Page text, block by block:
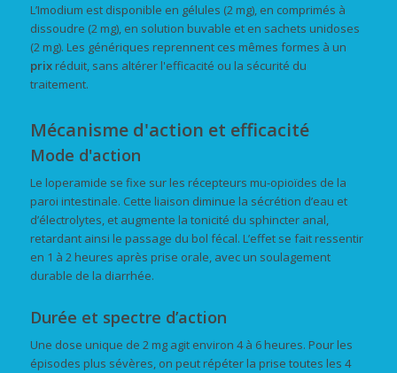
L’Imodium est disponible en gélules (2 mg), en comprimés à
dissoudre (2 mg), en solution buvable et en sachets unidoses
(2 mg). Les génériques reprennent ces mêmes formes à un
prixréduit, sans altérer l'efficacité ou la sécurité du
traitement.
Mécanisme d'action et efficacité
Mode d'action
Le loperamide se fixe sur les récepteurs mu-opioïdes de la
paroi intestinale. Cette liaison diminue la sécrétion d’eau et
d’électrolytes, et augmente la tonicité du sphincter anal,
retardant ainsi le passage du bol fécal. L’effet se fait ressentir
en 1 à 2 heures après prise orale, avec un soulagement
durable de la diarrhée.
Durée et spectre d’action
Une dose unique de 2 mg agit environ 4 à 6 heures. Pour les
épisodes plus sévères, on peut répéter la prise toutes les 4